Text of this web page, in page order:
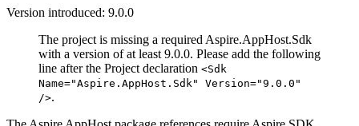
Version introduced: 9.0.0
The project is missing a required Aspire.AppHost.Sdk
with a version of at least 9.0.0. Please add the following
line after the Project declaration <Sdk
Name="Aspire.AppHost.Sdk" Version="9.0.0"
/>.